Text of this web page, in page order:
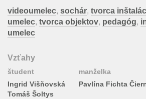
videoumelec, sochár, tvorca
umelec, tvorca objektov, pedagóg,
umelec
Vzťahy
študent manželka
Ingrid Višňovská
Tomáš Šoltys
Pavlína Fichta